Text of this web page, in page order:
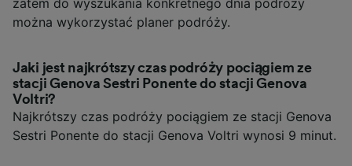
zatem do wyszukania konkretnego dnia podróży
można wykorzystać planer podróży.
Jaki jest najkrótszy czas podróży pociągiem ze
stacji Genova Sestri Ponente do stacji Genova
Voltri?
Najkrótszy czas podróży pociągiem ze stacji Genova
Sestri Ponente do stacji Genova Voltri wynosi 9 minut.